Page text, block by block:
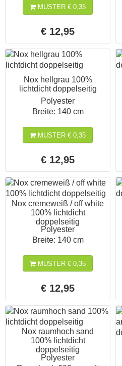
MUSTER € 0,35
€ 12,95
Nox hellgrau 100%
lichtdicht doppelseitig
Polyester
Breite: 140 cm
MUSTER € 0,35
€ 12,95
Nox cremeweiß / off white
100% lichtdicht
doppelseitig
Polyester
Breite: 140 cm
MUSTER € 0,35
€ 12,95
Nox raumhoch sand
100% lichtdicht
doppelseitig
Polyester